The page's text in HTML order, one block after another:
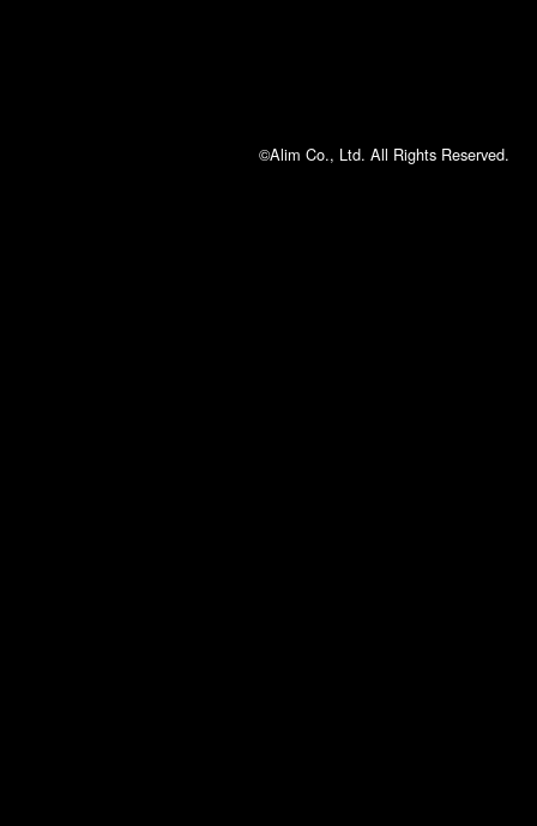
©Alim Co., Ltd. All Rights Reserved.